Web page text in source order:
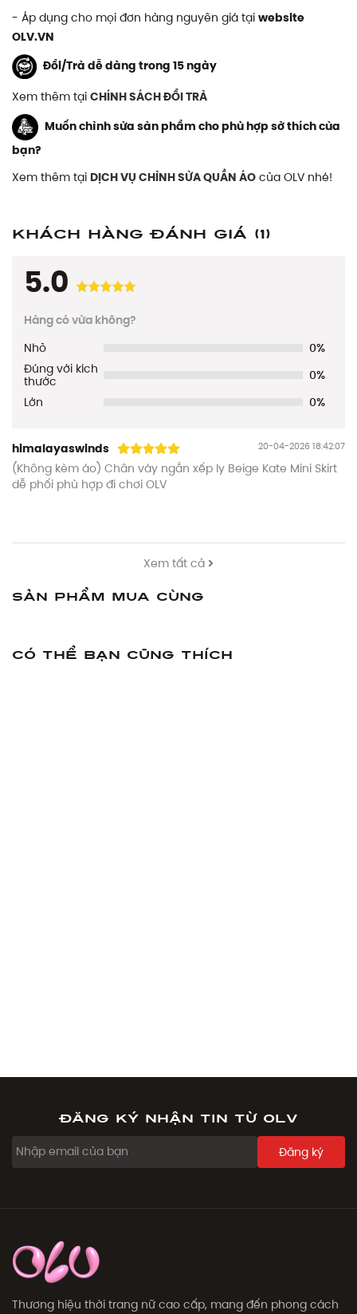
- Áp dụng cho mọi đơn hàng nguyên giá tại website
OLV.VN
Đổi/Trả dễ dàng trong 15 ngày
Xem thêm tại CHÍNH SÁCH ĐỔI TRẢ
Muốn chỉnh sửa sản phẩm cho phù hợp sở thích của
bạn?
Xem thêm tại DỊCH VỤ CHỈNH SỬA QUẦN ÁO của OLV nhé!
Khách hàng đánh giá (1)
5.0
Hàng có vừa không?
Nhỏ
0%
Đúng với kích
thước
0%
Lớn
0%
himalayaswinds 20-04-2026 18:42:07
(Không kèm áo) Chân váy ngắn xếp ly Beige Kate Mini Skirt
dễ phối phù hợp đi chơi OLV
Xem tất cả
Sản phẩm mua cùng
Có thể bạn cũng thích
Đăng ký nhận tin từ OLV
Đăng ký
Thương hiệu thời trang nữ cao cấp, mang đến phong cách